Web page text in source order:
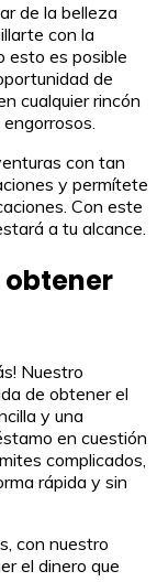
de la belleza
con la
esto es posible
de
cualquier rincón
con tan
y permítete
Con este
a tu alcance.
Nuestro
de obtener el
y una
en cuestión
complicados,
rápida y sin
con nuestro
el dinero que